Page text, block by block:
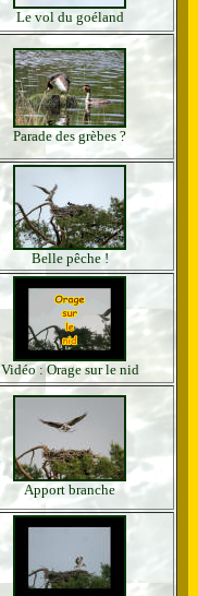
Le vol du goéland
Parade des grèbes ?
Belle pêche !
Vidéo : Orage sur le nid
Apport branche